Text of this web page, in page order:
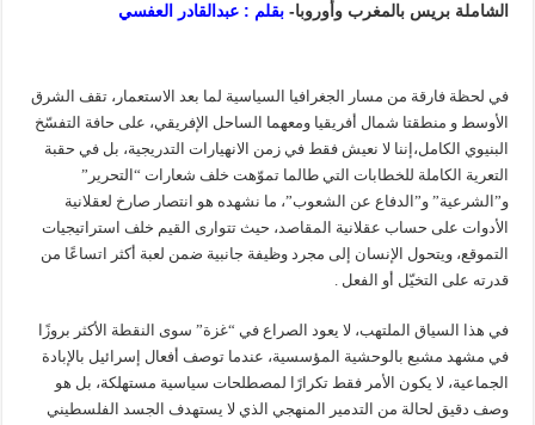
الشاملة بريس بالمغرب وأوروبا-بقلم : عبدالقادر العفسي
في لحظة فارقة من مسار الجغرافيا السياسية لما بعد الاستعمار، تقف الشرق
الأوسط و منطقتا شمال أفريقيا ومعهما الساحل الإفريقي، على حافة التفسّخ
البنيوي الكامل،إننا لا نعيش فقط في زمن الانهيارات التدريجية، بل في حقبة
التعرية الكاملة للخطابات التي طالما تموّهت خلف شعارات “التحرير”
و”الشرعية” و”الدفاع عن الشعوب”، ما نشهده هو انتصار صارخ لعقلانية
الأدوات على حساب عقلانية المقاصد، حيث تتوارى القيم خلف استراتيجيات
التموقع، ويتحول الإنسان إلى مجرد وظيفة جانبية ضمن لعبة أكثر اتساعًا من
قدرته على التخيّل أو الفعل .
في هذا السياق الملتهب، لا يعود الصراع في “غزة” سوى النقطة الأكثر بروزًا
في مشهد مشبع بالوحشية المؤسسية، عندما توصف أفعال إسرائيل بالإبادة
الجماعية، لا يكون الأمر فقط تكرارًا لمصطلحات سياسية مستهلكة، بل هو
وصف دقيق لحالة من التدمير المنهجي الذي لا يستهدف الجسد الفلسطيني